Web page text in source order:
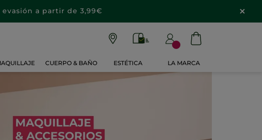
evasión a partir de 3,99€
CUERPO & BAÑO ESTÉTICA LA MARCA